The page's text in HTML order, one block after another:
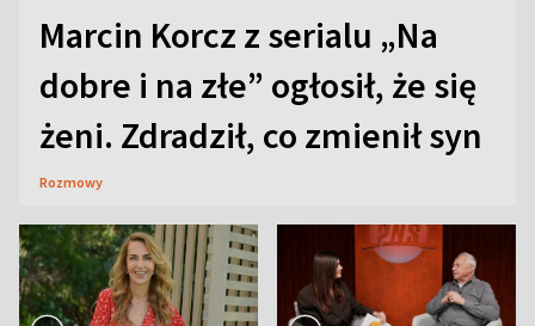
Marcin Korcz z serialu „Na
dobre i na złe” ogłosił, że się
żeni. Zdradził, co zmienił syn
Rozmowy